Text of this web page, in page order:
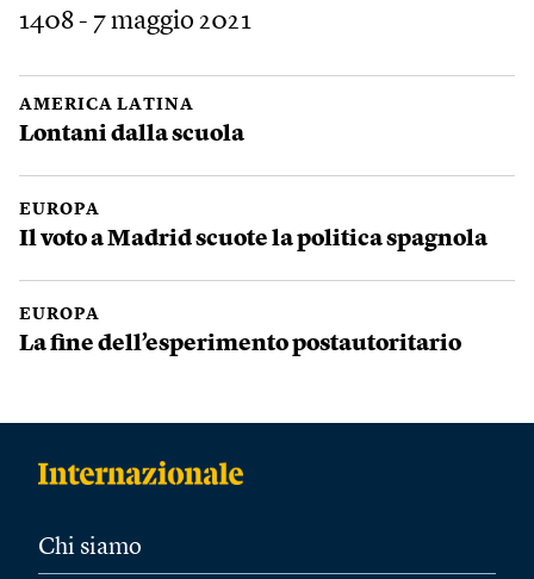
1408 - 7 maggio 2021
AMERICA LATINA
Lontani dalla scuola
EUROPA
Il voto a Madrid scuote la politica spagnola
EUROPA
La fine dell’esperimento postautoritario
Chi siamo